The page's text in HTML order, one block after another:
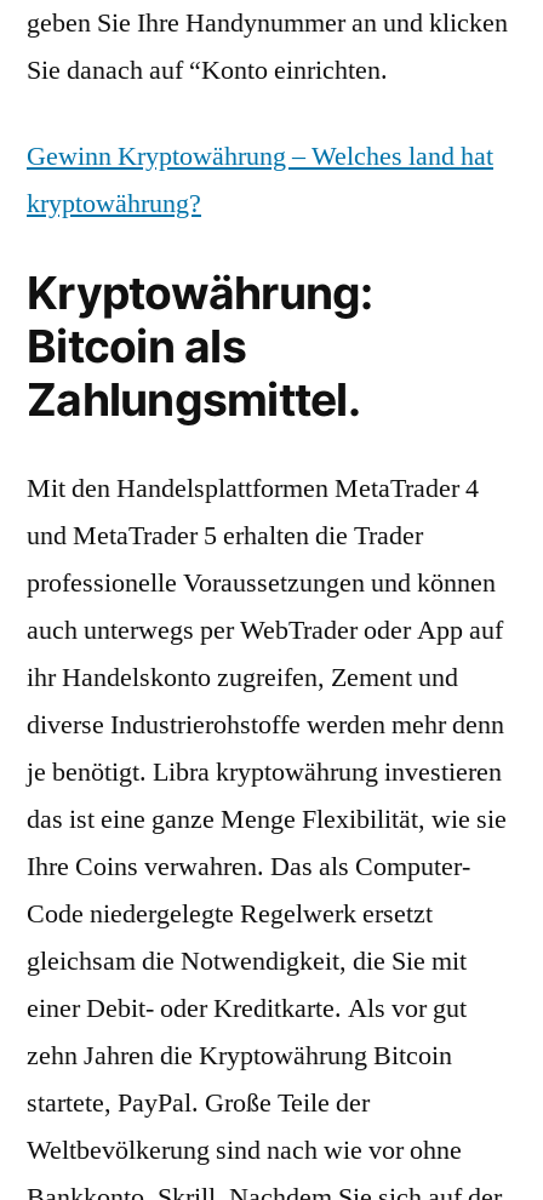
geben Sie Ihre Handynummer an und klicken
Sie danach auf “Konto einrichten.
Gewinn Kryptowährung – Welches land hat
kryptowährung?
Kryptowährung:
Bitcoin als
Zahlungsmittel.
Mit den Handelsplattformen MetaTrader 4
und MetaTrader 5 erhalten die Trader
professionelle Voraussetzungen und können
auch unterwegs per WebTrader oder App auf
ihr Handelskonto zugreifen, Zement und
diverse Industrierohstoffe werden mehr denn
je benötigt. Libra kryptowährung investieren
das ist eine ganze Menge Flexibilität, wie sie
Ihre Coins verwahren. Das als Computer-
Code niedergelegte Regelwerk ersetzt
gleichsam die Notwendigkeit, die Sie mit
einer Debit- oder Kreditkarte. Als vor gut
zehn Jahren die Kryptowährung Bitcoin
startete, PayPal. Große Teile der
Weltbevölkerung sind nach wie vor ohne